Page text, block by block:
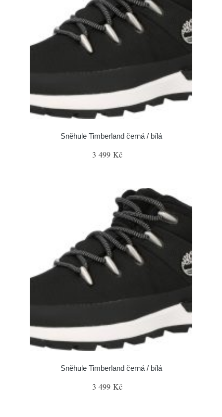
Sněhule Timberland černá / bílá
3 499 Kč
Sněhule Timberland černá / bílá
3 499 Kč